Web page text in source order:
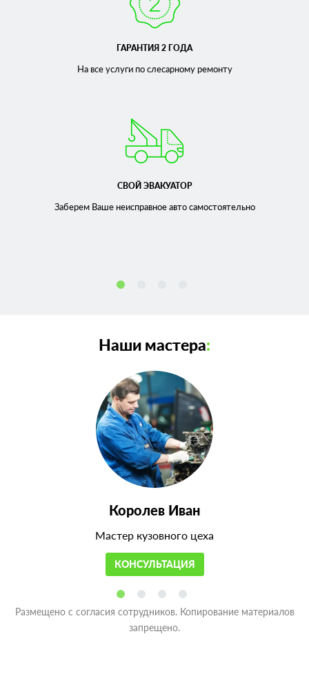
ГАРАНТИЯ 2 ГОДА
На все услуги по слесарномуремонту
СВОЙ ЭВАКУАТОР
Заберем Ваше неисправноеавто самостоятельно
Наши мастера:
Королев Иван
Мастер кузовного цеха
КОНСУЛЬТАЦИЯ
Размещено с согласия сотрудников. Копирование материалов
запрещено.